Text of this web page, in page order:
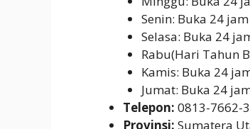
Senin: Buka 24 jam
Selasa: Buka 24
Rabu(Hari Tahun
Kamis: Buka 24
Jumat: Buka 24
Telepon: 0813-7662-
Provinsi: Sumatera